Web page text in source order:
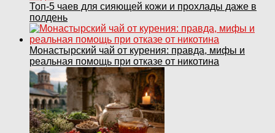
Топ‑5 чаев для сияющей кожи и прохлады даже в
полдень
Монастырский чай от курения: правда, мифы и
реальная помощь при отказе от никотина